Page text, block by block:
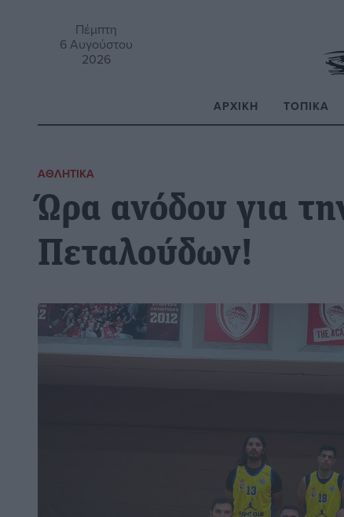
Πέμπτη
6 Αυγούστου
2026
ΑΡΧΙΚΉ ΤΟΠΙΚΆ
ΑΘΛΗΤΙΚΆ
Ώρα ανόδου για
Πεταλούδων!